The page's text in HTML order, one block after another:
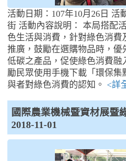
活動日期：107年10月26日 活
街 活動內容說明： 本局搭配
色生活與消費，針對綠色消費
推廣，鼓勵在選購物品時，優
低碳之產品，促使綠色消費融
勵民眾使用手機下載「環保集
與者對綠色消費的認知。 <詳
國際農業機械暨資材展暨
2018-11-01